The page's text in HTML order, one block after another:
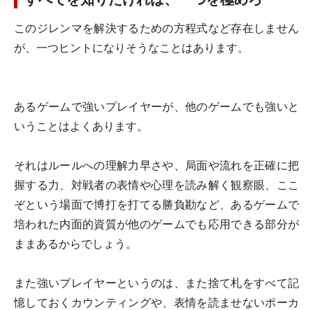
このジレンマを解決するための方程式など存在しません
が、一つヒントになりそうなことはあります。
あるゲームで強いプレイヤーが、他のゲームでも強いと
いうことはよくあります。
それはルールへの理解力早さや、局面や流れを正確に把
握する力、対戦者の表情や心理を読み解く観察眼、ここ
ぞという場面で博打を打てる勝負勘など、あるゲームで
培われた内面的資質が他のゲームでも応用できる部分が
ままあるからでしょう。
また強いプレイヤーというのは、また捨て札をすべて記
憶しておくカウンティングや、表情を読ませないポーカ